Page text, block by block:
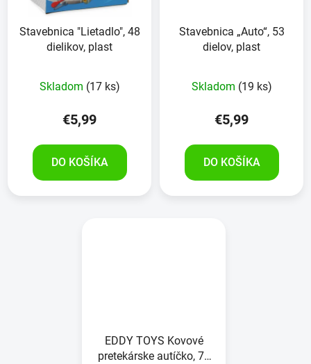
Stavebnica "Lietadlo", 48
dielikov, plast
Skladom (17 ks)
€5,99
DO KOŠÍKA
Stavebnica „Auto“, 53
dielov, plast
Skladom (19 ks)
€5,99
DO KOŠÍKA
EDDY TOYS Kovové
pretekárske autíčko, 79